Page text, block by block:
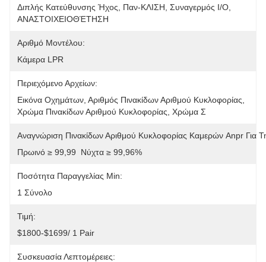
Διπλής Κατεύθυνσης Ήχος, Παν-ΚΛΙΣΗ, Συναγερμός I/O,
ΑΝΑΣΤΟΙΧΕΙΟΘΈΤΗΣΗ
Αριθμό Μοντέλου:
Κάμερα LPR
Περιεχόμενο Αρχείων:
Εικόνα Οχημάτων, Αριθμός Πινακίδων Αριθμού Κυκλοφορίας,
Χρώμα Πινακίδων Αριθμού Κυκλοφορίας, Χρώμα Σ
Αναγνώριση Πινακίδων Αριθμού Κυκλοφορίας Καμερών Anpr
Πρωινό ≥ 99,99  Νύχτα ≥ 99,96%
Ποσότητα Παραγγελίας Min:
1 Σύνολο
Τιμή:
$1800-$1699/ 1 Pair
Συσκευασία Λεπτομέρειες: